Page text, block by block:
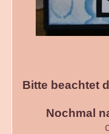
Bitte beachtet
Nochmal